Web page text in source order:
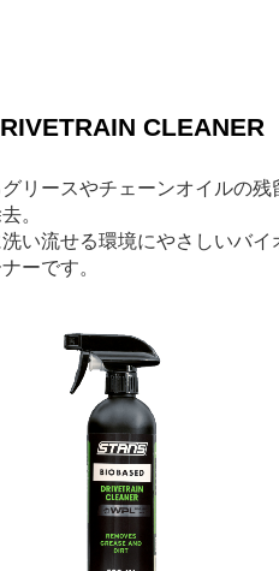
CLEANER
リースやチェーンオイルの残
。
い流せる環境にやさしいバイ
ーです。